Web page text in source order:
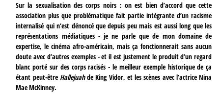
Sur la sexualisation des corps noirs : on est bien d’accord que cette
association plus que problématique fait partie intégrante d’un racisme
internalisé qui n’est dénoncé que depuis peu mais est aussi long que les
représentations médiatiques - je ne parle que de mon domaine de
expertise, le cinéma afro-américain, mais ça fonctionnerait sans aucun
doute avec d’autres exemples - et il est justement le produit d’un regard
blanc porté sur des corps racisés - le meilleur exemple historique de ça
étant peut-être Hallejuahde King Vidor, et les scènes avec l’actrice Nina
Mae McKinney.